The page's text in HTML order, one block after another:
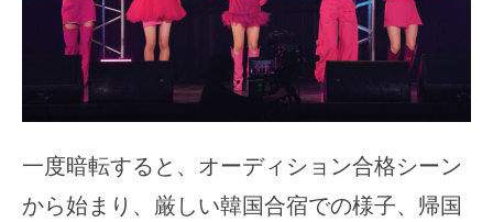
一度暗転すると、オーディション合格シーン
から始まり、厳しい韓国合宿での様子、帰国